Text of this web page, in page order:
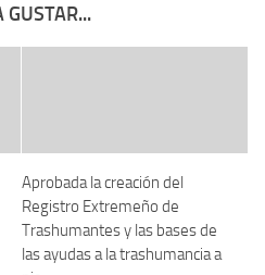
Aprobada la creación del
Registro Extremeño de
Trashumantes y las bases de
las ayudas a la trashumancia a